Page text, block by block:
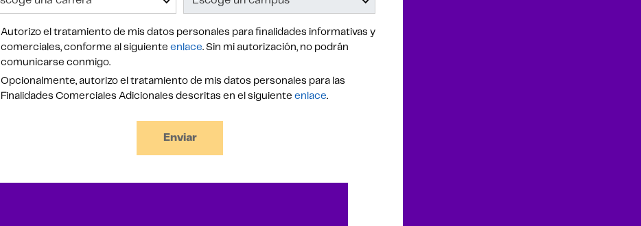
Autorizo el tratamiento de mis datos personales para finalidades informativas y
comerciales, conforme al siguiente enlace. Sin mi autorización, no podrán
comunicarse conmigo.
Opcionalmente, autorizo el tratamiento de mis datos personales para las
Finalidades Comerciales Adicionales descritas en el siguiente enlace.
Enviar